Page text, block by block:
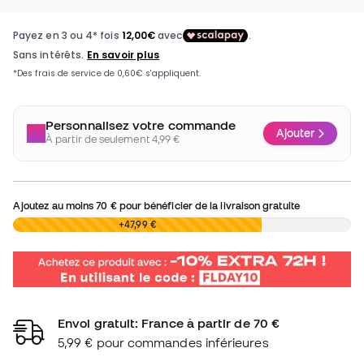
Personnalisez votre commande
À partir de seulement 4,99 € Ajouter
Ajoutez au moins70 €pour bénéficier de la livraison gratuite
0,00 € +47,99 €
Envoi gratuit: France à partir de 70 €
5,99 € pour commandes inférieures